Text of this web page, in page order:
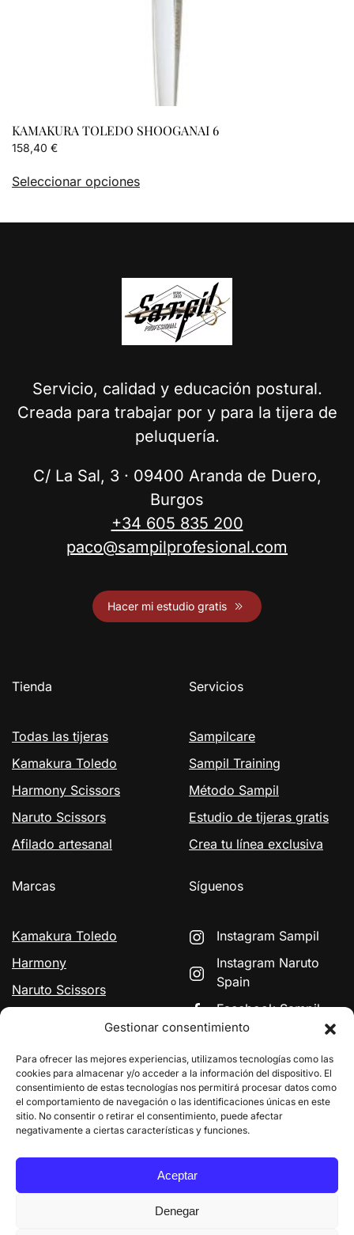
Gestionar consentimiento
Para ofrecer las mejores experiencias, utilizamos tecnologías como las
cookies para almacenar y/o acceder a la información del dispositivo. El
consentimiento de estas tecnologías nos permitirá procesar datos como
el comportamiento de navegación o las identificaciones únicas en este
sitio. No consentir o retirar el consentimiento, puede afectar
negativamente a ciertas características y funciones.
Aceptar
Denegar
KAMAKURA TOLEDO SHOOGANAI 6
158,40 €
Seleccionar opcionesproducto
múltiples
opciones
se
pueden
elegir
página
de
producto
Servicio, calidad y educación postural.
Creada para trabajar por y para la tijera de
peluquería.
C/ La Sal, 3 · 09400 Aranda de Duero,
Burgos
+34 605 835 200
paco@sampilprofesional.com
Hacer mi estudio gratis
Tienda
Todas las tijeras
Kamakura Toledo
Harmony Scissors
Naruto Scissors
Afilado artesanal
Servicios
Sampilcare
Sampil Training
Método Sampil
Estudio de tijeras gratis
Crea tu línea exclusiva
Marcas
Kamakura Toledo
Harmony
Naruto Scissors
GIRØ
Lino Curly
Síguenos
Instagram Sampil
Instagram Naruto
Spain
Facebook Sampil
YouTube Naruto
Naruto Scissors Japan
Aviso legal·Privacidad